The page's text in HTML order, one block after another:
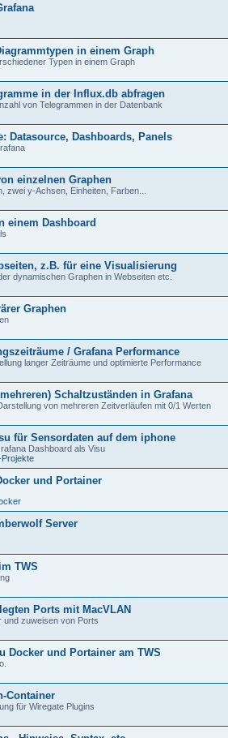
in einem Graph
Typen in einem Graph
in der Influx.db abfragen
von Telegrammen in der Datenbank
Datasource, Dashboards, Panels
einzelnen Graphen
zwei y-Achsen, Einheiten, Farben...
einem Dashboard
z.B. für eine Visualisierung
dynamischen Graphen in Webseiten etc.
Graphen
/ Grafana Performance
langer Zeiträume und optimierte Performance
Schaltzuständen in Grafana
von mehreren Zeitverläufen mit 0/1 Werten
für Sensordaten auf dem iphone
Dashboard als Visu
und Portainer
Server
TWS
Ports mit MacVLAN
und zuweisen von Ports
Docker und Portainer am TWS
Container
für Wiregate Plugins